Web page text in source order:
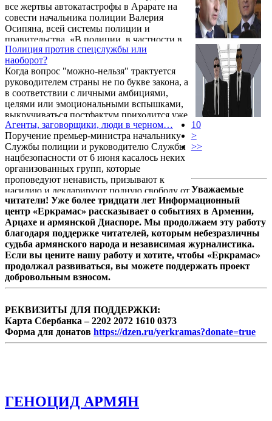
все жертвы автокатастрофы в Арарате на
совести начальника полиции Валерия
Осипяна, всей системы полиции и
правительства. «В полиции, в частности в
дорожной полиции, после смены власти не
проводились системные реформы,
которыми можно было спокойно
предотвратить большую часть подобных
трагедий. Можно было и не сделали», —
сказал Варданян в беседе с ИА REGNUM.
Полиция против спецслужбы или
наоборот?
Когда вопрос "можно-нельзя" трактуется
руководителем страны не по букве закона, а
в соответствии с личными амбициями,
целями или эмоциональными вспышками,
выкручиваться постфактум приходится уже
не только ему, но и его команде,
подчиненным, соратникам. Наблюдать за
этими судорожными "телодвижениями"
бывает грустно и смешно одновременно,
если речь идет о политиках, и тревожно,
если туману напускает представитель
правоохранительных органов, блюститель
закона.
Агенты, заговорщики, люди в черном…
Поручение премьер-министра начальнику
Службы полиции и руководителю Службы
нацбезопасности от 6 июня касалось неких
организованных групп, которые
проповедуют ненависть, призывают к
насилию и декларируют полную свободу от
закона. На заседании правительства
Пашинян подчеркнул, что эти группы ведут
гибридную войну против нашей страны, и
заявил, что имена злоумышленников в
черной одежде известны. Вопрос: что
помешало премьеру назвать эти имена?
10
>
>>
Уважаемые
читатели! Уже более тридцати лет Информационный
центр «Еркрамас» рассказывает о событиях в Армении,
Арцахе и армянской Диаспоре. Мы продолжаем эту работу
благодаря поддержке читателей, которым небезразличны
судьба армянского народа и независимая журналистика.
Если вы цените нашу работу и хотите, чтобы «Еркрамас»
продолжал развиваться, вы можете поддержать проект
добровольным взносом.
РЕКВИЗИТЫ ДЛЯ ПОДДЕРЖКИ:
Карта Сбербанка – 2202 2072 1610 0373
Форма для донатов https://dzen.ru/yerkramas?donate=true
ГЕНОЦИД АРМЯН